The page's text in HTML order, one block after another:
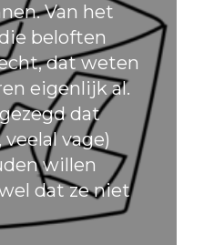
Van het
beloften
dat weten
eigenlijk al.
dat
vage)
willen
dat ze niet